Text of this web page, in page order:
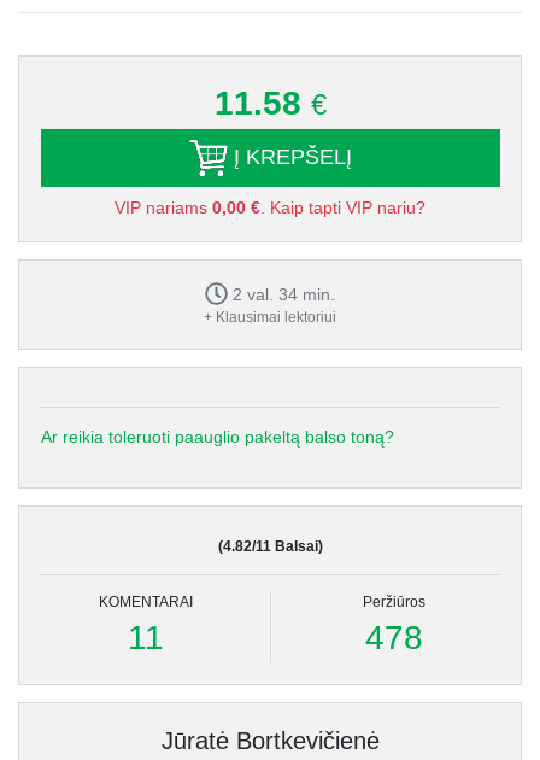
11.58 €
Į KREPŠELĮ
VIP nariams 0,00 € . Kaip tapti VIP nariu?
2 val. 34 min.
+ Klausimai lektoriui
Ar reikia toleruoti paauglio pakeltą balso toną?
(4.82/11 Balsai)
KOMENTARAI
11
Peržiūros
478
Jūratė Bortkevičienė